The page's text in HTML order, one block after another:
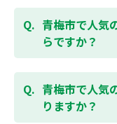
青梅市で人気
らですか？
お子様の学年
塾の授業料は
い。自動返信
す。
青梅市で人気
りますか？